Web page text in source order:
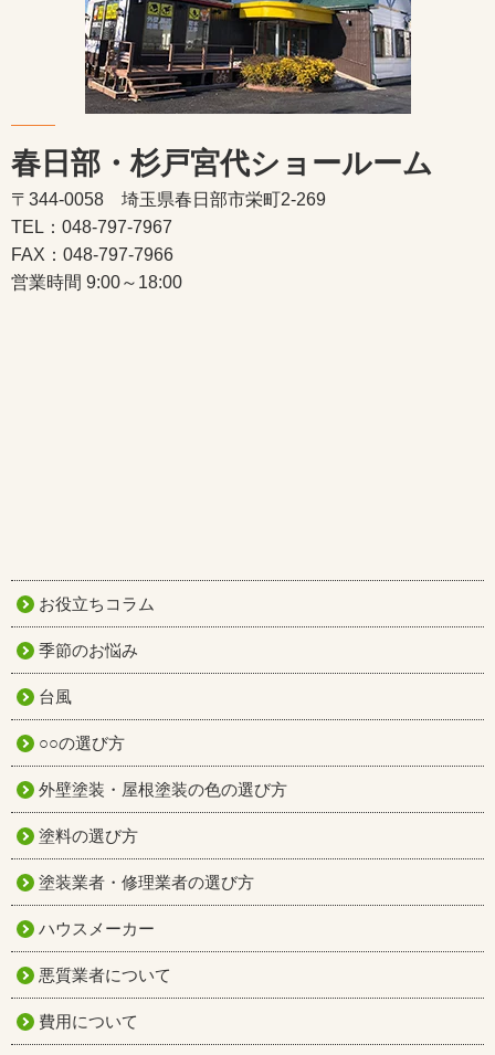
春日部・杉戸宮代ショールーム
〒344-0058 埼玉県春日部市栄町2-269
TEL：048-797-7967
FAX：048-797-7966
営業時間 9:00～18:00
お役立ちコラム
季節のお悩み
台風
○○の選び方
外壁塗装・屋根塗装の色の選び方
塗料の選び方
塗装業者・修理業者の選び方
ハウスメーカー
悪質業者について
費用について